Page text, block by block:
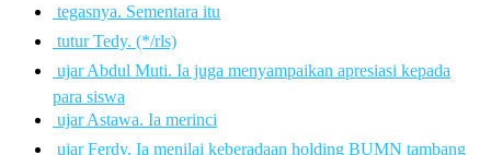
 tegasnya. Sementara itu
 tutur Tedy. (*/rls)
 ujar Abdul Muti. Ia juga menyampaikan apresiasi kepada
para siswa
 ujar Astawa. Ia merinci
 ujar Ferdy. Ia menilai keberadaan holding BUMN tambang